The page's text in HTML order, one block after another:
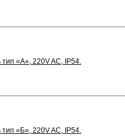
«А», 220V AC, IP54.
«Б», 220V AC, IP54.